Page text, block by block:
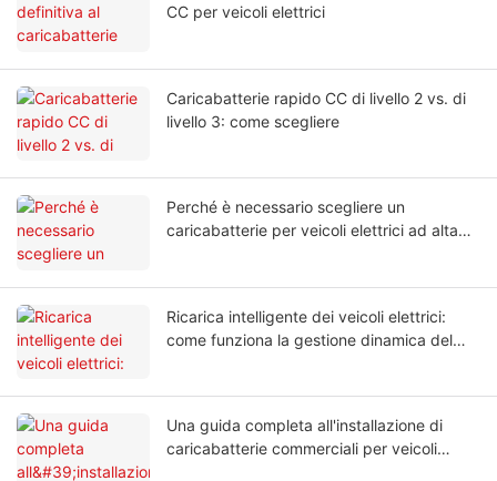
CC per veicoli elettrici
Caricabatterie rapido CC di livello 2 vs. di
livello 3: come scegliere
Perché è necessario scegliere un
caricabatterie per veicoli elettrici ad alta
Ricarica intelligente dei veicoli elettrici:
come funziona la gestione dinamica del
Una guida completa all'installazione di
caricabatterie commerciali per veicoli